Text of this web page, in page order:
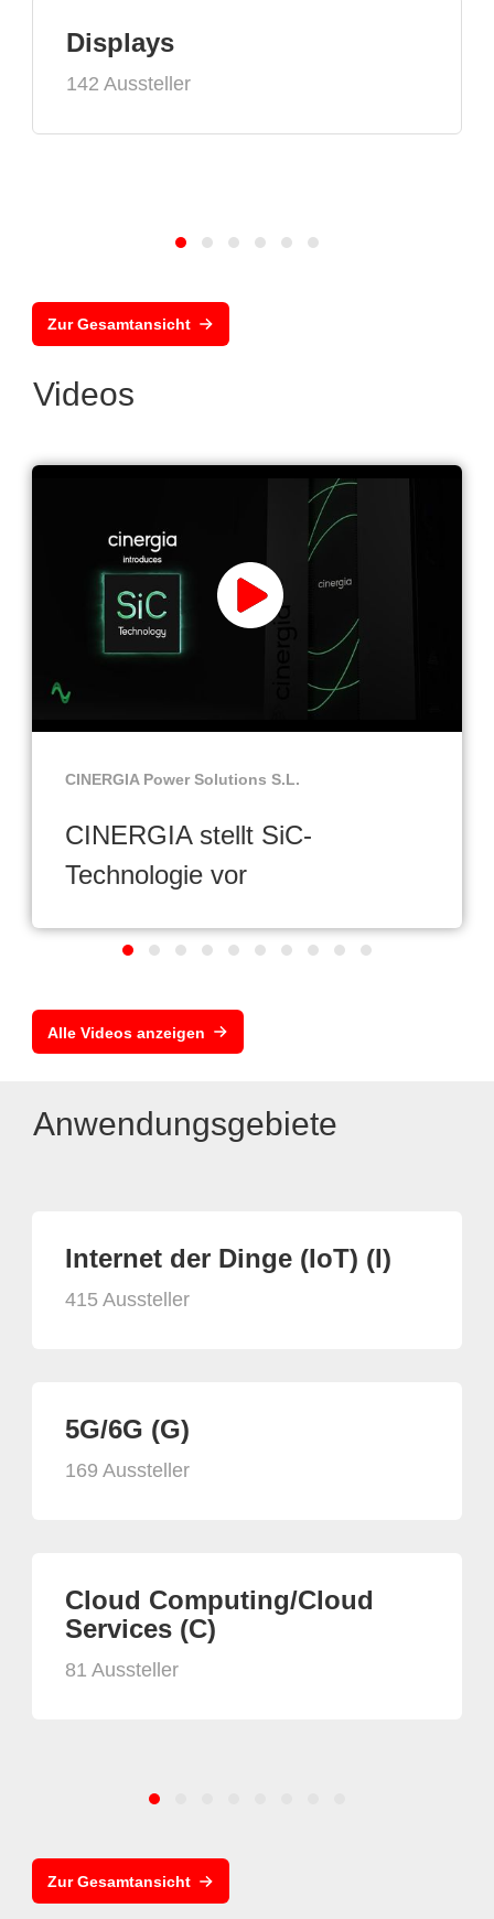
Displays
142 Aussteller
Zur Gesamtansicht
Videos
CINERGIA Power Solutions S.L.
CINERGIA stellt SiC-
Technologie vor
Alle Videos anzeigen
Anwendungsgebiete
Internet der Dinge (IoT) (I)
415 Aussteller
5G/6G (G)
169 Aussteller
Cloud Computing/Cloud
Services (C)
81 Aussteller
Zur Gesamtansicht